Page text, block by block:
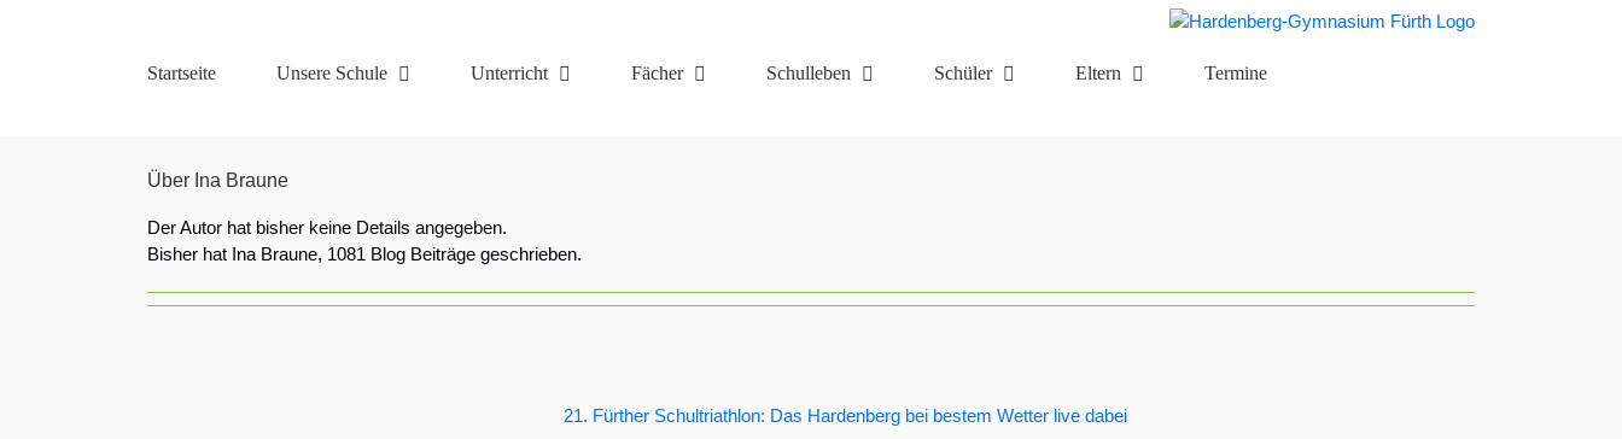
Startseite Unsere Schule Unterricht Fächer Schulleben Schüler Eltern Termine
Über Ina Braune
Der Autor hat bisher keine Details angegeben.
Bisher hat Ina Braune, 1081 Blog Beiträge geschrieben.
21. Fürther Schultriathlon: Das Hardenberg bei bestem Wetter live dabei